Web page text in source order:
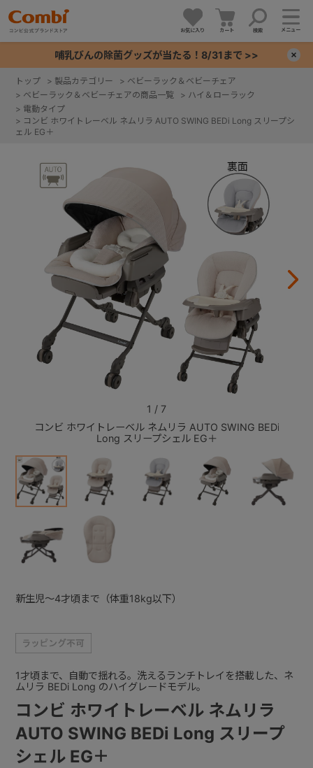
お気に入り カート 検索 メニュー
哺乳びんの除菌グッズが当たる！8/31まで >>
トップ > 製品カテゴリー > ベビーラック＆ベビーチェア
> ベビーラック＆ベビーチェアの商品一覧 > ハイ＆ローラック
> 電動タイプ
> コンビ ホワイトレーベル ネムリラ AUTO SWING BEDi Long スリープシ
ェル EG＋
コンビ ホワイトレーベル ネムリラ AUTO SWING BEDi
Long スリープシェル EG＋
1 / 7
コンビ ホワイトレーベル ネムリラ
AUTO SWING BEDi Long スリープ
シェル EG＋
1才頃まで、自動で揺れる。洗えるランチトレイを搭載した、ネ
ムリラ BEDi Long のハイグレードモデル。
新生児～4才頃まで（体重18kg以下）